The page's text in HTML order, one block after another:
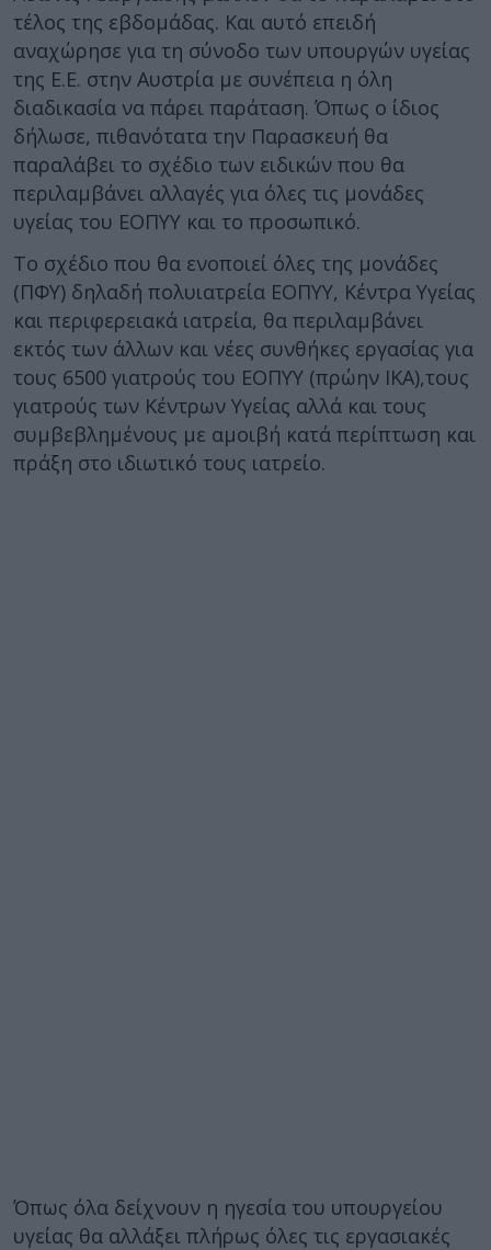
τέλος της εβδομάδας. Και αυτό επειδή
αναχώρησε για τη σύνοδο των υπουργών υγείας
της Ε.Ε. στην Αυστρία με συνέπεια η όλη
διαδικασία να πάρει παράταση. Όπως ο ίδιος
δήλωσε, πιθανότατα την Παρασκευή θα
παραλάβει το σχέδιο των ειδικών που θα
περιλαμβάνει αλλαγές για όλες τις μονάδες
υγείας του ΕΟΠΥΥ και το προσωπικό.
Το σχέδιο που θα ενοποιεί όλες της μονάδες
(ΠΦΥ) δηλαδή πολυιατρεία ΕΟΠΥΥ, Κέντρα Υγείας
και περιφερειακά ιατρεία, θα περιλαμβάνει
εκτός των άλλων και νέες συνθήκες εργασίας για
τους 6500 γιατρούς του ΕΟΠΥΥ (πρώην ΙΚΑ),τους
γιατρούς των Κέντρων Υγείας αλλά και τους
συμβεβλημένους με αμοιβή κατά περίπτωση και
πράξη στο ιδιωτικό τους ιατρείο.
Όπως όλα δείχνουν η ηγεσία του υπουργείου
υγείας θα αλλάξει πλήρως όλες τις εργασιακές